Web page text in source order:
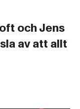
och Jens
av att allt